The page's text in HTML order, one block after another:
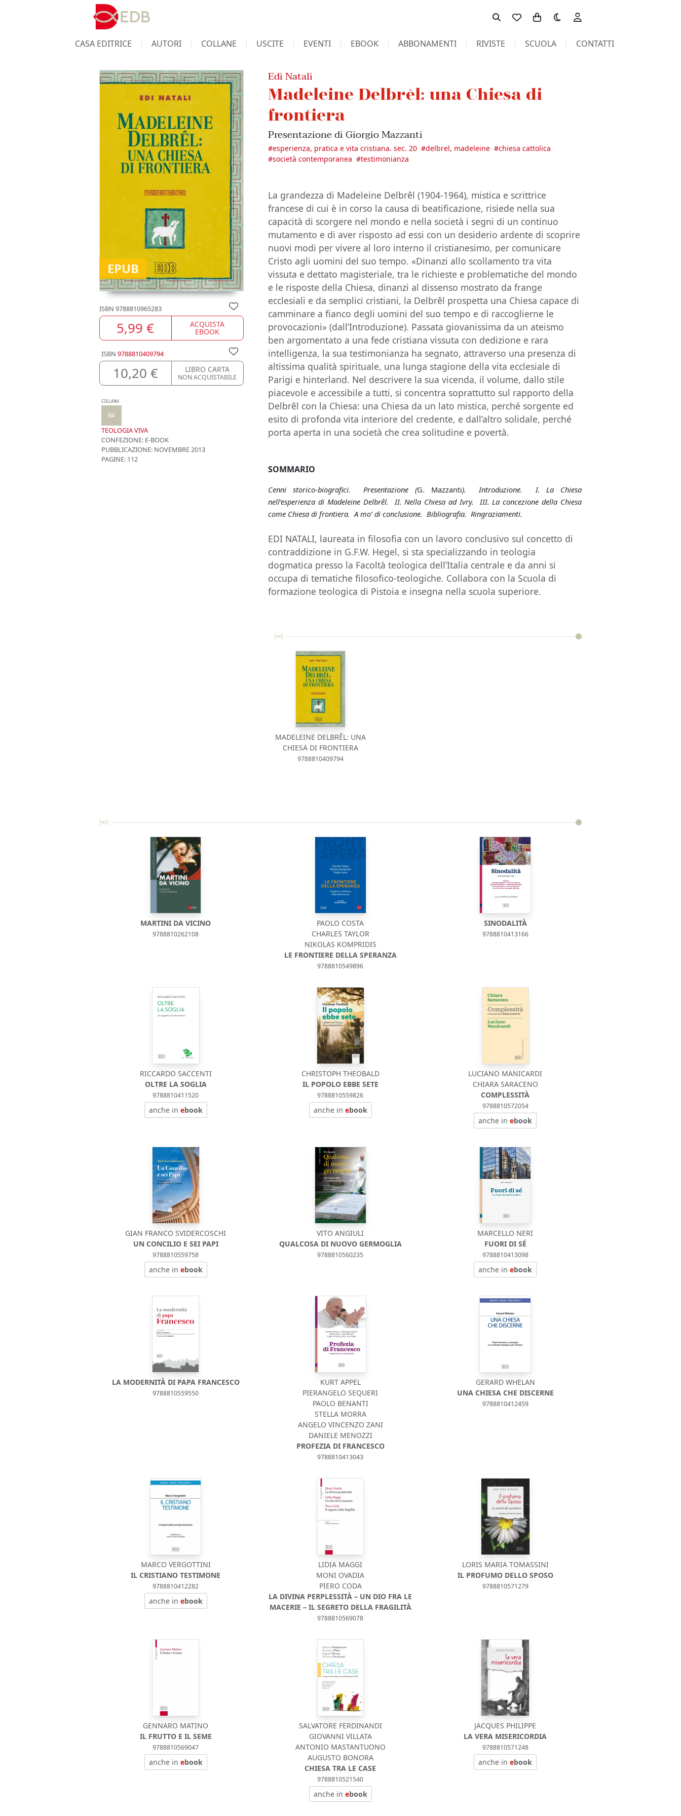
Toggle theme
CASA EDITRICE AUTORI COLLANE USCITE EVENTI EBOOK ABBONAMENTI RIVISTE SCUOLA CONTATTI
EPUB
ISBN 9788810965283
5,99 € ACQUISTA
EBOOK
ISBN 9788810409794
10,20 € LIBRO CARTA
NON ACQUISTABILE
COLLANA
B4
TEOLOGIA VIVA
CONFEZIONE: E-BOOK
PUBBLICAZIONE: NOVEMBRE 2013
PAGINE: 112
Edi Natali
Madeleine Delbrêl: una Chiesa di
frontiera
Presentazione di Giorgio Mazzanti
#esperienza, pratica e vita cristiana. sec. 20 #delbrel, madeleine #chiesa cattolica
#società contemporanea #testimonianza
La grandezza di Madeleine Delbrêl (1904-1964), mistica e scrittrice
francese di cui è in corso la causa di beatificazione, risiede nella sua
capacità di scorgere nel mondo e nella società i segni di un continuo
mutamento e di aver risposto ad essi con un desiderio ardente di scoprire
nuovi modi per vivere al loro interno il cristianesimo, per comunicare
Cristo agli uomini del suo tempo. «Dinanzi allo scollamento tra vita
vissuta e dettato magisteriale, tra le richieste e problematiche del mondo
e le risposte della Chiesa, dinanzi al dissenso mostrato da frange
ecclesiali e da semplici cristiani, la Delbrêl prospetta una Chiesa capace di
camminare a fianco degli uomini del suo tempo e di raccoglierne le
provocazioni» (dall’Introduzione). Passata giovanissima da un ateismo
ben argomentato a una fede cristiana vissuta con dedizione e rara
intelligenza, la sua testimonianza ha segnato, attraverso una presenza di
altissima qualità spirituale, una lunga stagione della vita ecclesiale di
Parigi e hinterland. Nel descrivere la sua vicenda, il volume, dallo stile
piacevole e accessibile a tutti, si concentra soprattutto sul rapporto della
Delbrêl con la Chiesa: una Chiesa da un lato mistica, perché sorgente ed
esito di profonda vita interiore del credente, e dall’altro solidale, perché
porta aperta in una società che crea solitudine e povertà.
SOMMARIO
Cenni storico-biografici. Presentazione (G. Mazzanti). Introduzione. I. La Chiesa
nell’esperienza di Madeleine Delbrêl. II. Nella Chiesa ad Ivry. III. La concezione della Chiesa
come Chiesa di frontiera. A mo’ di conclusione. Bibliografia. Ringraziamenti.
EDI NATALI, laureata in filosofia con un lavoro conclusivo sul concetto di
contraddizione in G.F.W. Hegel, si sta specializzando in teologia
dogmatica presso la Facoltà teologica dell’Italia centrale e da anni si
occupa di tematiche filosofico-teologiche. Collabora con la Scuola di
formazione teologica di Pistoia e insegna nella scuola superiore.
MADELEINE DELBRÊL: UNA
CHIESA DI FRONTIERA
9788810409794
MARTINI DA VICINO
9788810262108
PAOLO COSTA
CHARLES TAYLOR
NIKOLAS KOMPRIDIS
LE FRONTIERE DELLA SPERANZA
9788810549896
SINODALITÀ
9788810413166
RICCARDO SACCENTI
OLTRE LA SOGLIA
9788810411520
anche in ebook
CHRISTOPH THEOBALD
IL POPOLO EBBE SETE
9788810559826
anche in ebook
LUCIANO MANICARDI
CHIARA SARACENO
COMPLESSITÀ
9788810572054
anche inebook
GIAN FRANCO SVIDERCOSCHI
UN CONCILIO E SEI PAPI
9788810559758
anche in ebook
VITO ANGIULI
QUALCOSA DI NUOVO GERMOGLIA
9788810560235
MARCELLO NERI
FUORI DI SÉ
9788810413098
anche inebook
LA MODERNITÀ DI PAPA FRANCESCO
9788810559550
KURT APPEL
PIERANGELO SEQUERI
PAOLO BENANTI
STELLA MORRA
ANGELO VINCENZO ZANI
DANIELE MENOZZI
PROFEZIA DI FRANCESCO
9788810413043
GERARD WHELAN
UNA CHIESA CHE DISCERNE
9788810412459
MARCO VERGOTTINI
IL CRISTIANO TESTIMONE
9788810412282
anche in ebook
LIDIA MAGGI
MONI OVADIA
PIERO CODA
LA DIVINA PERPLESSITÀ – UN DIO FRA LE
MACERIE – IL SEGRETO DELLA FRAGILITÀ
9788810569078
LORIS MARIA TOMASSINI
IL PROFUMO DELLO SPOSO
9788810571279
GENNARO MATINO
IL FRUTTO E IL SEME
9788810569047
anche in ebook
SALVATORE FERDINANDI
GIOVANNI VILLATA
ANTONIO MASTANTUONO
AUGUSTO BONORA
CHIESA TRA LE CASE
9788810521540
anche in ebook
JACQUES PHILIPPE
LA VERA MISERICORDIA
9788810571248
anche inebook